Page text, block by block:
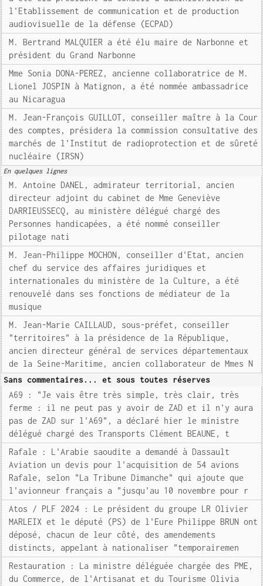
l'Etablissement de communication et de production
audiovisuelle de la défense (ECPAD)
M. Bertrand MALQUIER a été élu maire de Narbonne et
président du Grand Narbonne
Mme Sonia DONA-PEREZ, ancienne collaboratrice de M.
Lionel JOSPIN à Matignon, a été nommée ambassadrice
au Nicaragua
M. Jean-François GUILLOT, conseiller maître à la Cour
des comptes, présidera la commission consultative des
marchés de l'Institut de radioprotection et de sûreté
nucléaire (IRSN)
En quelques lignes
M. Antoine DANEL, admirateur territorial, ancien
directeur adjoint du cabinet de Mme Geneviève
DARRIEUSSECQ, au ministère délégué chargé des
Personnes handicapées, a été nommé conseiller
pilotage nati
M. Jean-Philippe MOCHON, conseiller d'Etat, ancien
chef du service des affaires juridiques et
internationales du ministère de la Culture, a été
renouvelé dans ses fonctions de médiateur de la
musique
M. Jean-Marie CAILLAUD, sous-préfet, conseiller
"territoires" à la présidence de la République,
ancien directeur général de services départementaux
de la Seine-Maritime, ancien collaborateur de Mmes N
Sans commentaires... et sous toutes réserves
A69 : "Je vais être très simple, très clair, très
ferme : il ne peut pas y avoir de ZAD et il n'y aura
pas de ZAD sur l'A69", a déclaré hier le ministre
délégué chargé des Transports Clément BEAUNE, t
Rafale : L'Arabie saoudite a demandé à Dassault
Aviation un devis pour l'acquisition de 54 avions
Rafale, selon "La Tribune Dimanche" qui ajoute que
l'avionneur français a "jusqu'au 10 novembre pour r
Atos / PLF 2024 : Le président du groupe LR Olivier
MARLEIX et le député (PS) de l'Eure Philippe BRUN ont
déposé, chacun de leur côté, des amendements
distincts, appelant à nationaliser "temporairemen
Restauration : La ministre déléguée chargée des PME,
du Commerce, de l'Artisanat et du Tourisme Olivia